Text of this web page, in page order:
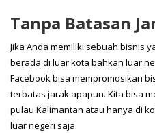
Tanpa Batasan
Jika Anda memiliki sebuah bisnis
berada di luar kota bahkan luar
Facebook bisa mempromosikan
terbatas jarak apapun. Kita bisa
pulau Kalimantan atau hanya di
luar negeri saja.